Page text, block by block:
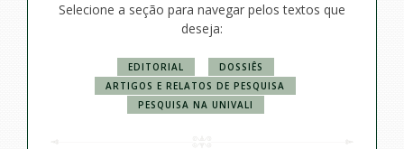
Selecione a seção para navegar pelos textos que
deseja:
EDITORIAL
DOSSIÊS
ARTIGOS E RELATOS DE PESQUISA
PESQUISA NA UNIVALI